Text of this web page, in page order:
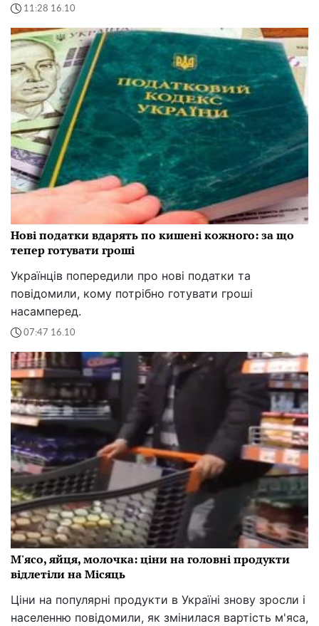
11:28 16.10
Нові податки вдарять по кишені кожного: за що
тепер готувати гроші
Українців попередили про нові податки та
повідомили, кому потрібно готувати гроші
насамперед.
07:47 16.10
М'ясо, яйця, молочка: ціни на головні продукти
відлетіли на Місяць
Ціни на популярні продукти в Україні знову зросли і
населенню повідомили, як змінилася вартість м'яса,